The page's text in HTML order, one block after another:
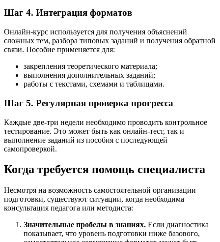
Шаг 4. Интеграция форматов
Онлайн-курс используется для получения объяснений
сложных тем, разбора типовых заданий и получения обратной
связи. Пособие применяется для:
закрепления теоретического материала;
выполнения дополнительных заданий;
работы с текстами, схемами и таблицами.
Шаг 5. Регулярная проверка прогресса
Каждые две-три недели необходимо проводить контрольное
тестирование. Это может быть как онлайн-тест, так и
выполнение заданий из пособия с последующей
самопроверкой.
Когда требуется помощь специалиста
Несмотря на возможность самостоятельной организации
подготовки, существуют ситуации, когда необходима
консультация педагога или методиста:
Значительные пробелы в знаниях. Если диагностика
показывает, что уровень подготовки ниже базового,